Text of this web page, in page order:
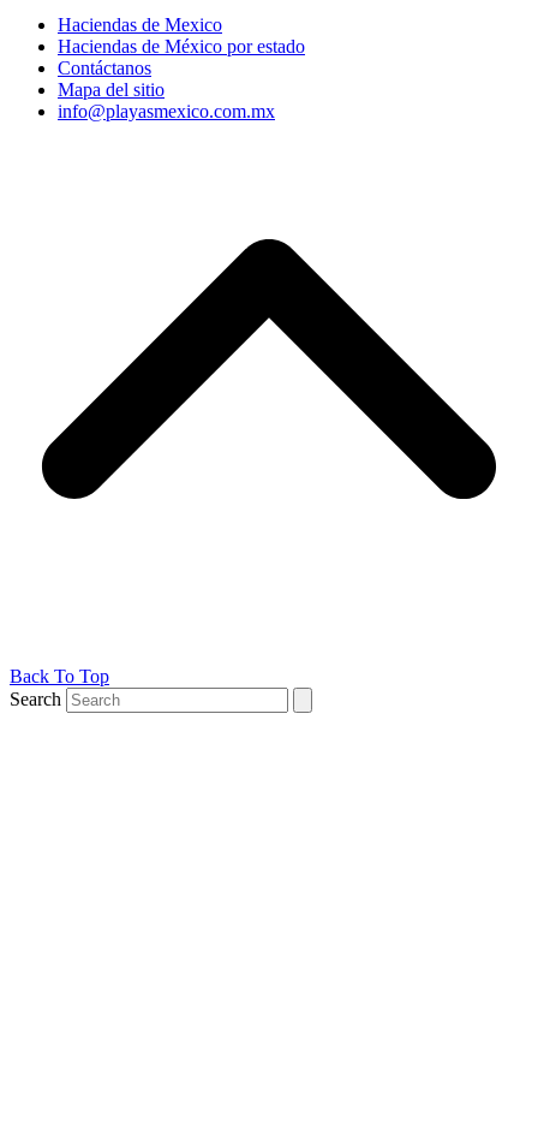
Haciendas de Mexico
Haciendas de México por estado
Contáctanos
Mapa del sitio
info@playasmexico.com.mx
Back To Top
Search